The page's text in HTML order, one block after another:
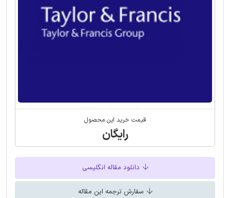
قیمت خرید این محصول
رایگان
دانلود مقاله انگلیسی
سفارش ترجمه این مقاله